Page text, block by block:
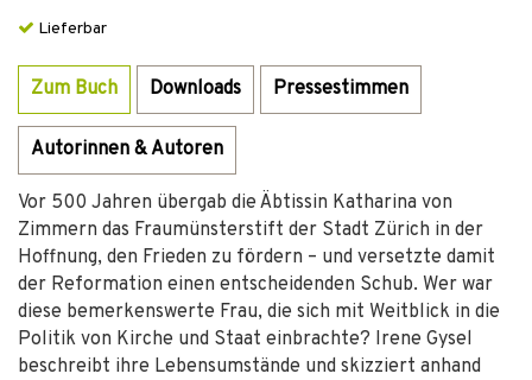
Lieferbar
Zum Buch Downloads Pressestimmen
Autorinnen & Autoren
Vor 500 Jahren übergab die Äbtissin Katharina von
Zimmern das Fraumünsterstift der Stadt Zürich in der
Hoffnung, den Frieden zu fördern – und versetzte damit
der Reformation einen entscheidenden Schub. Wer war
diese bemerkenswerte Frau, die sich mit Weitblick in die
Politik von Kirche und Staat einbrachte? Irene Gysel
beschreibt ihre Lebensumstände und skizziert anhand